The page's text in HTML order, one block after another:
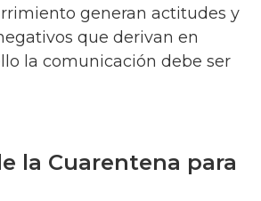
generan actitudes y
que derivan en
la comunicación debe ser
la Cuarentena para